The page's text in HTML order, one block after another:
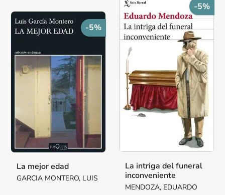
-5%
La mejor edad
GARCIA MONTERO, LUIS
-5%
La intriga del funeral
inconveniente
MENDOZA, EDUARDO